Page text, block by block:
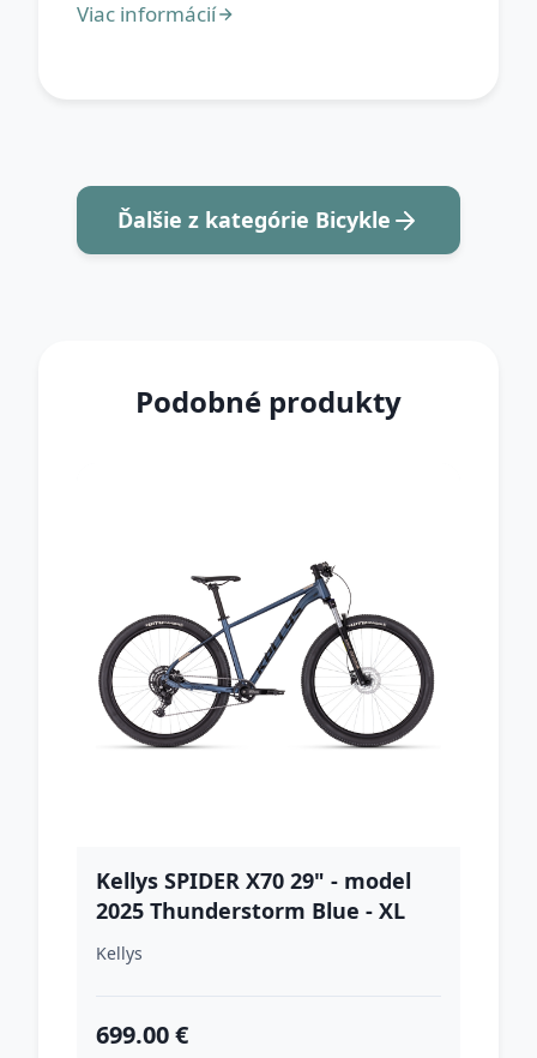
Ďalšie z kategórie Bicykle
Podobné produkty
Kellys SPIDER X70 29" - model
2025 Thunderstorm Blue - XL
(21", 180-195 cm)
Kellys
699.00 €